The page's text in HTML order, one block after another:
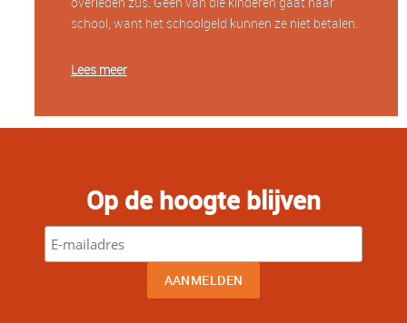
school, want het schoolgeld kunnen ze niet betalen.
Lees meer
Op de hoogte blijven